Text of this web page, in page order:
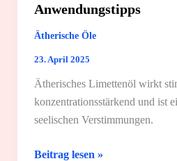
Anwendungstipps
Ätherische Öle
23. April 2025
Ätherisches Limettenöl wirkt
konzentrationsstärkend und ist
seelischen Verstimmungen.
Limettenöl:
Beitrag lesen »